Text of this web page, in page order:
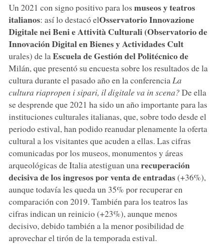
Un 2021 con signo positivo para los museos y teatros
italianos: así lo destacó elOsservatorio Innovazione
Digitale nei Beni e Attività Culturali (Observatorio de
Innovación Digital en Bienes y Actividades Cult
urales) de la Escuela de Gestión del Politécnico de
Milán, que presentó su encuesta sobre los resultados de la
cultura durante el pasado año en la conferencia La
cultura riapropen i sipari, il digitale va in scena?De ella
se desprende que 2021 ha sido un año importante para las
instituciones culturales italianas, que, sobre todo desde el
periodo estival, han podido reanudar plenamente la oferta
cultural a los visitantes que acuden a ellas. Las cifras
comunicadas por los museos, monumentos y áreas
arqueológicas de Italia atestiguan una recuperación
decisiva de los ingresos por venta de entradas(+36%),
aunque todavía les queda un 35% por recuperar en
comparación con 2019. También para los teatros las
cifras indican un reinicio (+23%), aunque menos
decisivo, debido también a la menor posibilidad de
aprovechar el tirón de la temporada estival.